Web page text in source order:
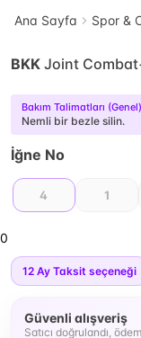
Ana Sayfa Spor &
BKK Joint
Bakım Talimatları (Genel)
Nemli bir bezle silin.
İğne No
4 1
0
12 Ay Taksit seçeneği
Güvenli alışveriş
Satıcı doğrulandı,